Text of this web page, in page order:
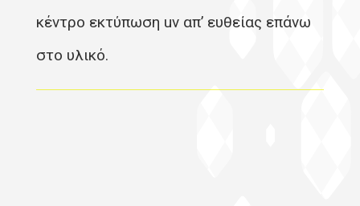
κέντρο εκτύπωση uv απ’ ευθείας επάνω
στο υλικό.